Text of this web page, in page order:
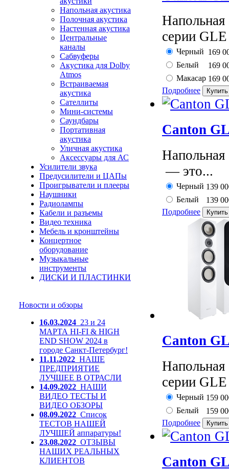
Напольная акустика
Полочная акустика
Настенная акустика
Центральные
каналы
Сабвуферы
Акустика для Dolby
Atmos
Встраиваемая
акустика
Сателлиты
Мини-системы
Саундбары
Портативная
акустика
Уличная акустика
Аксессуары для АС
Усилители звука
Предусилители и ЦАПы
Проигрыватели и плееры
Наушники
Радиолампы
Кабели и разъемы
Видео техника
Мебель и кронштейны
Концертное
оборудование
Музыкальные
инструменты
ДИСКИ И ПЛАСТИНКИ
Новости и обзоры
16.03.2024 23 и 24
МАРТА HI-FI & HIGH
END SHOW 2024 в
городе Санкт-Петербург!
11.11.2022 НАШЕ
ПРЕДПРИЯТИЕ
ЛУЧШЕЕ В ОТРАСЛИ
14.09.2022 НАШИ
ВИДЕО ТЕСТЫ И
ВИДЕО ОБЗОРЫ
08.09.2022 Список
ТЕСТОВ НАШЕЙ
ЛУЧШЕЙ аппаратуры!
23.08.2022 ОТЗЫВЫ
НАШИХ РЕАЛЬНЫХ
КЛИЕНТОВ
серии
Черный 169
Белый
169
Макасар 169
Подробнее
Canton
— это...
Черный 139
Белый
139
Подробнее
Canton
серии
Черный 159
Белый
159
Подробнее
Canton